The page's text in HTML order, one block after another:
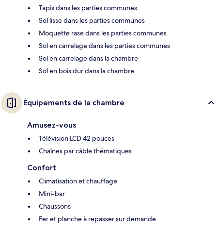
Tapis dans les parties communes
Sol lisse dans les parties communes
Moquette rase dans les parties communes
Sol en carrelage dans les parties communes
Sol en carrelage dans la chambre
Sol en bois dur dans la chambre
Équipements de la chambre
Amusez-vous
Télévision LCD 42 pouces
Chaînes par câble thématiques
Confort
Climatisation et chauffage
Mini-bar
Chaussons
Fer et planche à repasser sur demande